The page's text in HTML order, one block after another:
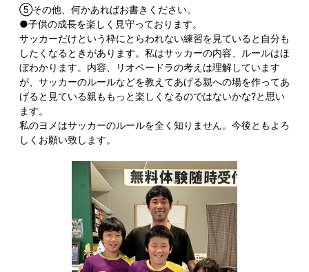
⑤その他、何かあればお書きください。
●子供の成長を楽しく見守っております。
サッカーだけという枠にとらわれない練習を見ていると自分も
したくなるときがあります。私はサッカーの内容、ルールはほ
ぼわかります。内容、リオペードラの考えは理解しています
が、サッカーのルールなどを教えてあげる親への場を作ってあ
げると見ている親ももっと楽しくなるのではないかな?と思い
ます。
私のヨメはサッカーのルールを全く知りません。今後ともよろ
しくお願い致します。